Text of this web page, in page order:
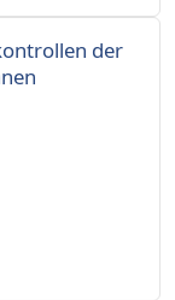
der